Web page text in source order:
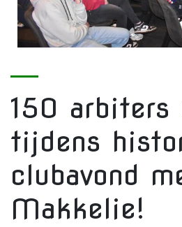
150 arbiters
tijdens
clubavond
Makkelie!